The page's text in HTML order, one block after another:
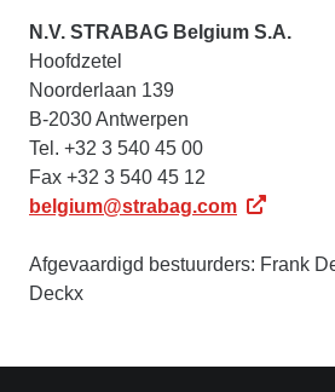
N.V. STRABAG Belgium S.A.
Hoofdzetel
Noorderlaan 139
B-2030 Antwerpen
Tel. +32 3 540 45 00
Fax +32 3 540 45 12
belgium@strabag.com
Afgevaardigd bestuurders: Frank
Deckx